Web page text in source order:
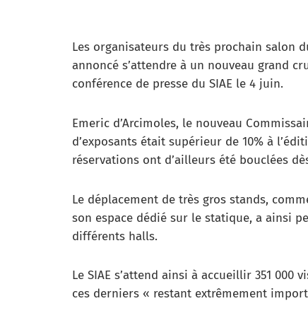
Les organisateurs du très prochain salon
annoncé s’attendre à un nouveau grand
conférence de presse du SIAE le 4 juin.
Emeric d’Arcimoles, le nouveau
d’exposants était supérieur de 10% à
réservations ont d’ailleurs été bouclées
Le déplacement de très gros stands,
son espace dédié sur le statique, a ainsi
différents halls.
Le SIAE s’attend ainsi à accueillir 351
ces derniers « restant extrêmement